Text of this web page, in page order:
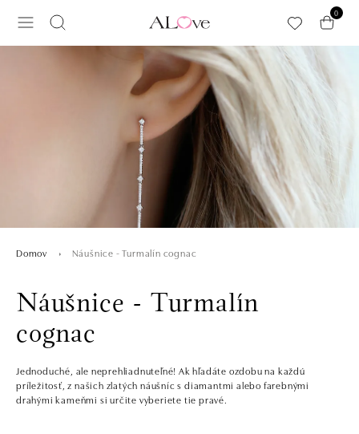
0
Domov Náušnice - Turmalín cognac
Náušnice - Turmalín
cognac
Jednoduché, ale neprehliadnuteľné! Ak hľadáte ozdobu na každú
príležitosť, z našich zlatých náušníc s diamantmi alebo farebnými
drahými kameňmi si určite vyberiete tie pravé.